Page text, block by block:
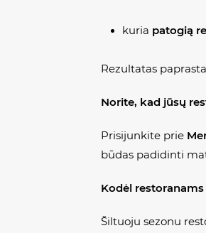
kuria patogią
Rezultatas
Norite, kad jūsų
Prisijunkite prie
būdas padidinti
Kodėl
Šiltuoju sezonu